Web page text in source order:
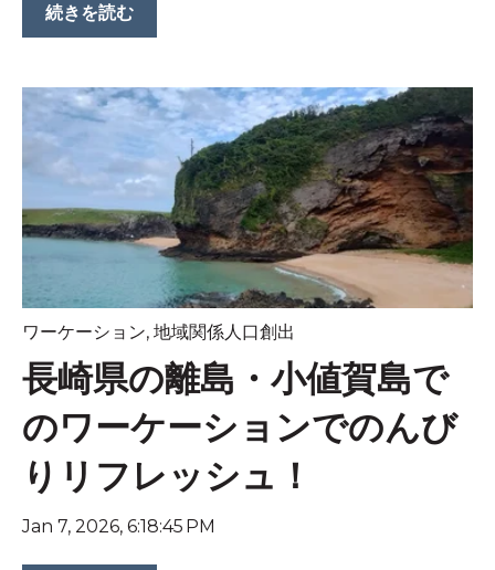
続きを読む
ワーケーション, 地域関係人口創出
長崎県の離島・小値賀島で
のワーケーションでのんび
りリフレッシュ！
Jan 7, 2026, 6:18:45 PM